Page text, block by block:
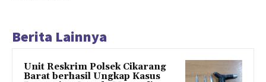
Berita Lainnya
Unit Reskrim Polsek Cikarang
Barat berhasil Ungkap Kasus